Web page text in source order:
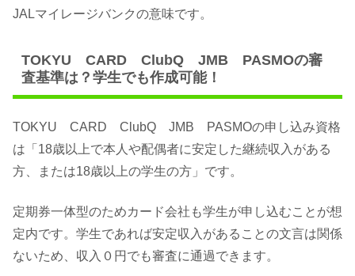
JALマイレージバンクの意味です。
TOKYU CARD ClubQ JMB PASMOの審
査基準は？学生でも作成可能！
TOKYU CARD ClubQ JMB PASMOの申し込み資格
は「18歳以上で本人や配偶者に安定した継続収入がある
方、または18歳以上の学生の方」です。
定期券一体型のためカード会社も学生が申し込むことが想
定内です。学生であれば安定収入があることの文言は関係
ないため、収入０円でも審査に通過できます。